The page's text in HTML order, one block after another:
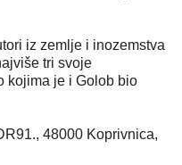
iz zemlje i inozemstva
tri svoje
kojima je i Golob bio
48000 Koprivnica,